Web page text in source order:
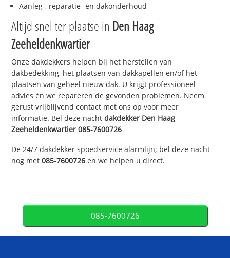
Aanleg-, reparatie- en dakonderhoud
Altijd snel ter plaatse in Den Haag
Zeeheldenkwartier
Onze dakdekkers helpen bij het herstellen van
dakbedekking, het plaatsen van dakkapellen en/of het
plaatsen van geheel nieuw dak. U krijgt professioneel
advies én we repareren de gevonden problemen. Neem
gerust vrijblijvend contact met ons op voor meer
informatie. Bel deze nachtdakdekker Den Haag
Zeeheldenkwartier 085-7600726
De 24/7 dakdekker spoedservice alarmlijn; bel deze nacht
nog met085-7600726 en we helpen u direct.
085-7600726